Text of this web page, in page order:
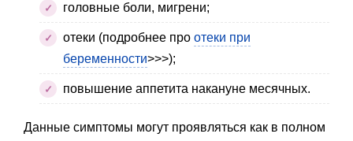
головные боли, мигрени;
отеки (подробнее про отеки при
беременности>>>);
повышение аппетита накануне месячных.
Данные симптомы могут проявляться как в полном